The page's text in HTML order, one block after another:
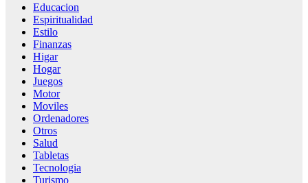
Educacion
Espiritualidad
Estilo
Finanzas
Higar
Hogar
Juegos
Motor
Moviles
Ordenadores
Otros
Salud
Tabletas
Tecnologia
Turismo